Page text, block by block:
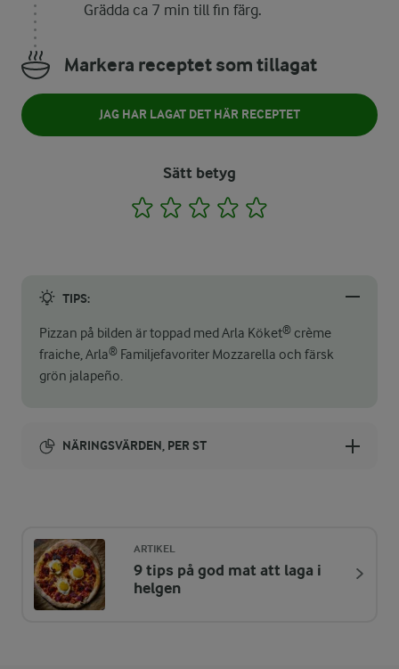
Grädda ca 7 min till fin färg.
Markera receptet som tillagat
JAG HAR LAGAT DET HÄR RECEPTET
Sätt betyg
1 2 3 4
TIPS:
Pizzan på bilden är toppad med Arla Köket® crème
fraiche, Arla® Familjefavoriter Mozzarella och färsk
grön jalapeño.
NÄRINGSVÄRDEN, PER ST
ENERGIDISTRIBUTION %
NÄRINGSVÄRDEN PER ST
ARTIKEL
9 tips på god mat att laga i
helgen